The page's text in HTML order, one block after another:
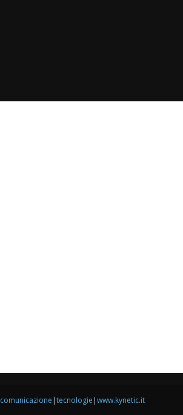
comunicazione |tecnologie |www.kynetic.it